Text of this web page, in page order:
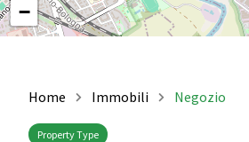
−
Home Immobili Negozio
Property Type